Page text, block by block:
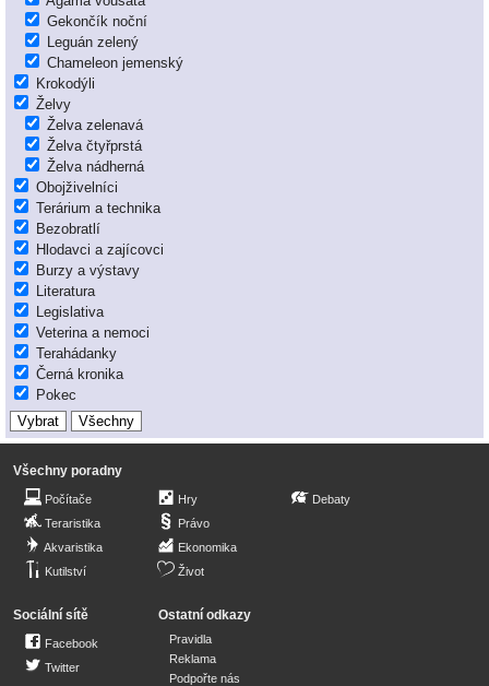
Gekončík noční
Leguán zelený
Chameleon jemenský
Krokodýli
Želvy
Želva zelenavá
Želva čtyřprstá
Želva nádherná
Obojživelníci
Terárium a technika
Bezobratlí
Hlodavci a zajícovci
Burzy a výstavy
Literatura
Legislativa
Veterina a nemoci
Terahádanky
Černá kronika
Pokec
Všechny poradny
Počítače
Teraristika
Akvaristika
Kutilství
Hry
Právo
Ekonomika
Život
Debaty
Sociální sítě
Facebook
Twitter
Ostatní odkazy
Pravidla
Reklama
Podpořte nás